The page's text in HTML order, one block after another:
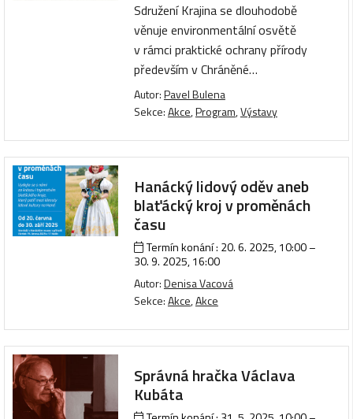
Sdružení Krajina se dlouhodobě
věnuje environmentální osvětě
v rámci praktické ochrany přírody
především v Chráněné…
Autor:Pavel Bulena
Sekce:Akce,Program,Výstavy
Hanácký lidový oděv aneb
blaťácký kroj v proměnách
času
Termín konání : 20. 6. 2025, 10:00–
30. 9. 2025, 16:00
Autor:Denisa Vacová
Sekce:Akce,Akce
Správná hračka Václava
Kubáta